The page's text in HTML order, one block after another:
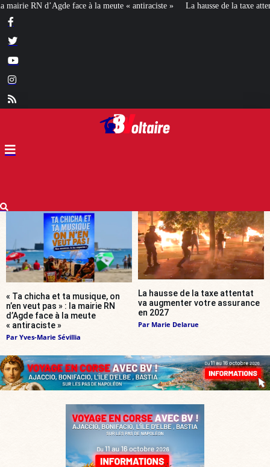
» La hausse de la taxe attentat va augmenter votre assurance en
« Ta chicha et ta musique, on
n’en veut pas » : la mairie RN
d’Agde face à la meute
« antiraciste »
Par Yves-Marie Sévillia
La hausse de la taxe attentat
va augmenter votre assurance
en 2027
Par Marie Delarue